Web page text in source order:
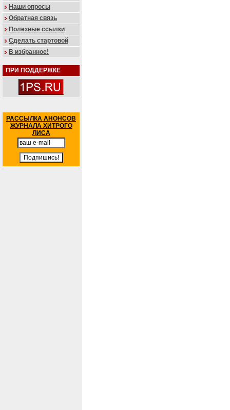
Наши опросы
Обратная связь
Полезные ссылки
Сделать стартовой
В избранное!
ПРИ ПОДДЕРЖКЕ
РАССЫЛКА АНОНСОВ
ЖУРНАЛА ХИТРОГО
ЛИСА